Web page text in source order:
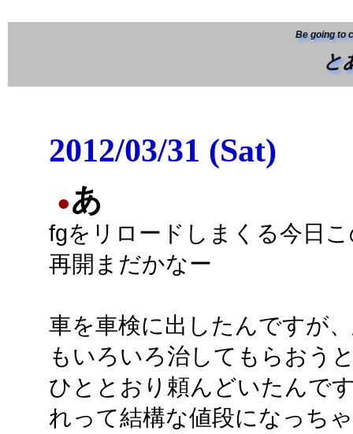
Be going to
と
2012/03/31 (Sat)
●あ
fgをリロードしまくる今日
再開まだかなー
車を車検に出したんですが
もいろいろ治してもらおう
ひととおり頼んどいたんで
れって結構な値段になっち